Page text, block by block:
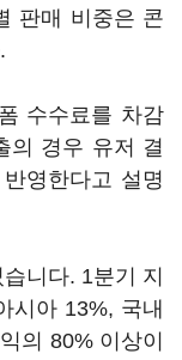
판매 비중은 콘
수수료를 차감
의 경우 유저 결
영한다고 설명
니다. 1분기 지
시아 13%, 국내
의 80% 이상이